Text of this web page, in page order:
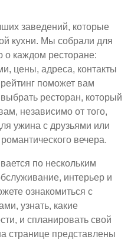
заведений, которые
кухни. Мы собрали для
каждом ресторане:
цены, адреса, контакты
поможет вам
ресторан, который
независимо от того,
ужина с друзьями или
вечера.
по нескольким
интерьер и
ознакомиться с
узнать, какие
и спланировать свой
странице представлены